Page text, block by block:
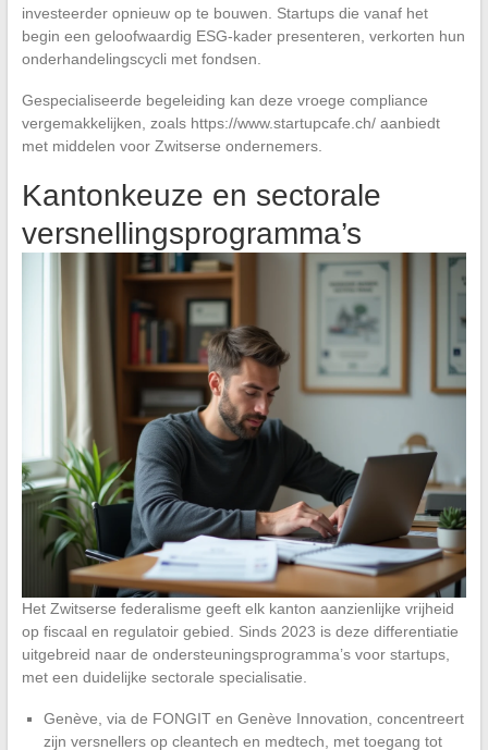
investeerder opnieuw op te bouwen. Startups die vanaf het
begin een geloofwaardig ESG-kader presenteren, verkorten hun
onderhandelingscycli met fondsen.
Gespecialiseerde begeleiding kan deze vroege compliance
vergemakkelijken, zoals https://www.startupcafe.ch/ aanbiedt
met middelen voor Zwitserse ondernemers.
Kantonkeuze en sectorale
versnellingsprogramma’s
Het Zwitserse federalisme geeft elk kanton aanzienlijke vrijheid
op fiscaal en regulatoir gebied. Sinds 2023 is deze differentiatie
uitgebreid naar de ondersteuningsprogramma’s voor startups,
met een duidelijke sectorale specialisatie.
Genève, via de FONGIT en Genève Innovation, concentreert
zijn versnellers op cleantech en medtech, met toegang tot